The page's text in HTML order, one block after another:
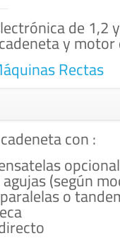
de 1,2
y
Rectas
con :
opcional
(según
o